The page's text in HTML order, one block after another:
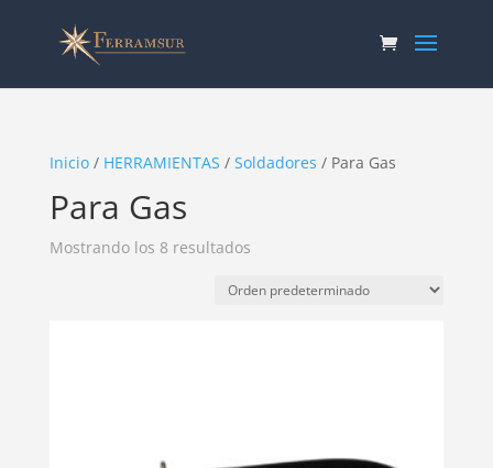
Inicio/ HERRAMIENTAS / Soldadores / Para Gas
Para Gas
Mostrando los 8 resultados